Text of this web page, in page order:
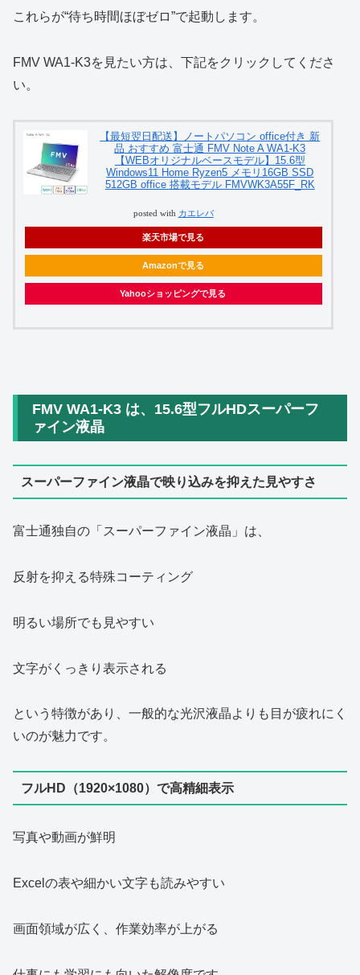
これらが“待ち時間ほぼゼロ”で起動します。
FMV WA1-K3を見たい方は、下記をクリックしてくださ
い。
【最短翌日配送】ノートパソコン office付き 新
品 おすすめ 富士通 FMV Note A WA1-K3
【WEBオリジナルベースモデル】15.6型
Windows11 Home Ryzen5 メモリ16GB SSD
512GB office 搭載モデル FMVWK3A55F_RK
posted with カエレバ
楽天市場で見る
Amazonで見る
Yahooショッピングで見る
FMV WA1‑K3 は、15.6型フルHDスーパーフ
ァイン液晶
スーパーファイン液晶で映り込みを抑えた見やすさ
富士通独自の「スーパーファイン液晶」は、
反射を抑える特殊コーティング
明るい場所でも見やすい
文字がくっきり表示される
という特徴があり、一般的な光沢液晶よりも目が疲れにく
いのが魅力です。
フルHD（1920×1080）で高精細表示
写真や動画が鮮明
Excelの表や細かい文字も読みやすい
画面領域が広く、作業効率が上がる